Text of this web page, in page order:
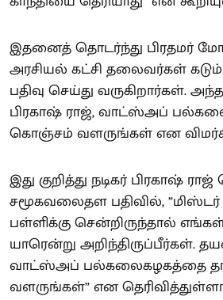
இதனைத் தொடர்ந்து பிரதமர்
அரசியல் கட்சி தலைவர்கள்
பதிவு செய்து வருகிறார்கள்.
பிரகாஷ் ராஜ், வாட்ஸ்அப்
கொஞ்சம் வளருங்கள் என
இது குறித்து நடிகர் பிரகாஷ்
சமூகவலைதள பதிவில்,
பள்ளிக்கு சென்றிருந்தால்
யாரென்று அறிந்திருப்பீர்கள்.
வாட்ஸ்அப் பல்கலைகழகத்தை
வளருங்கள்” என